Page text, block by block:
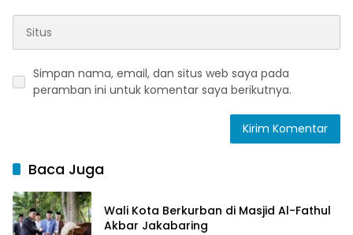
Simpan nama, email, dan situs web saya pada
peramban ini untuk komentar saya berikutnya.
Baca Juga
Wali Kota Berkurban di Masjid Al-Fathul
Akbar Jakabaring